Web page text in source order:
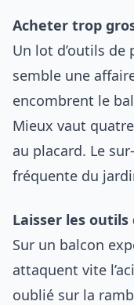
Acheter trop
Un lot d’outils
semble une
encombrent le
Mieux vaut
au placard. Le
fréquente du
Laisser les
Sur un balcon
attaquent vite
oublié sur la